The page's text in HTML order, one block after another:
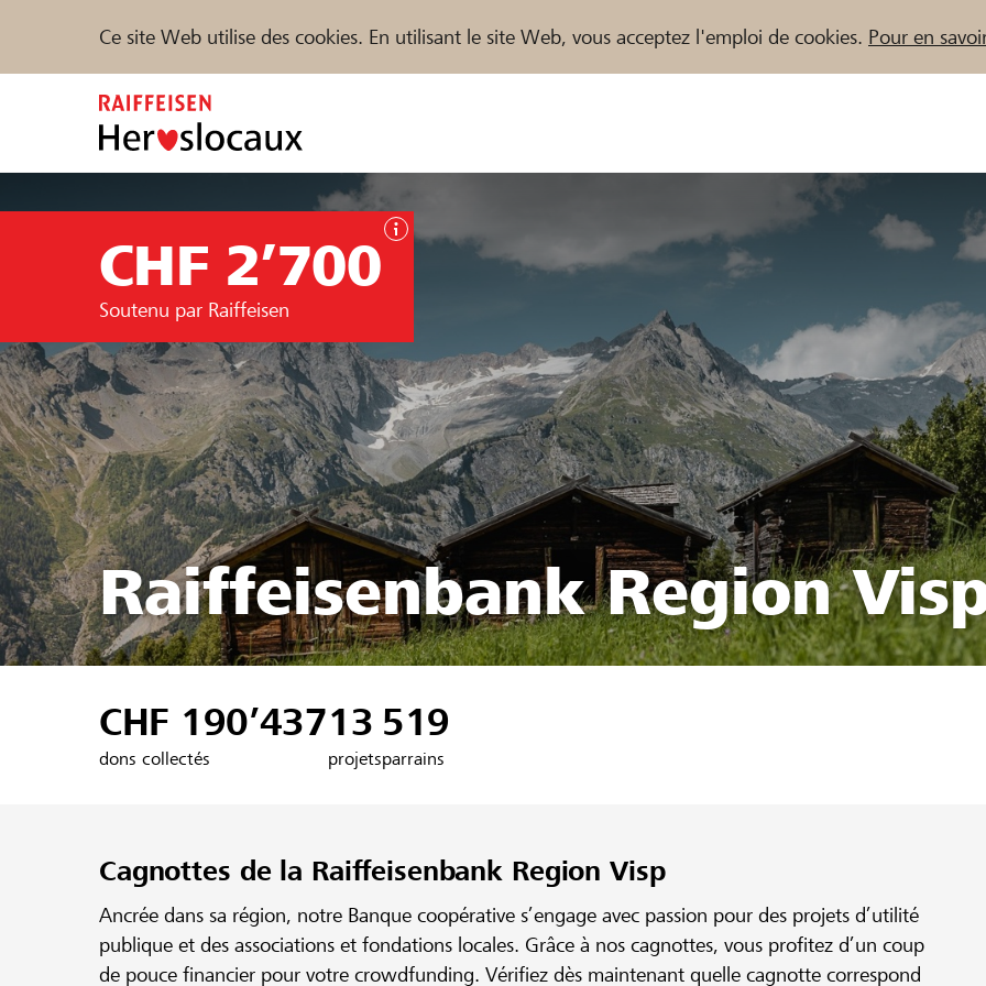
Ce site Web utilise des cookies. En utilisant le site Web, vous acceptez l'emploi de cookies. Pour en
Soutien & assistance
Trouvez des projets et des organisations
DE FR IT
CHF 2’700
Soutenu par Raiffeisen
Raiffeisenbank Region
CHF 190’437
dons collectés
13
projets
519
parrains
Cagnottes de la Raiffeisenbank Region Visp
Ancrée dans sa région, notre Banque coopérative s’engage avec passion pour des projets d’utilité
publique et des associations et fondations locales. Grâce à nos cagnottes, vous profitez d’un coup
de pouce financier pour votre crowdfunding. Vérifiez dès maintenant quelle cagnotte correspond